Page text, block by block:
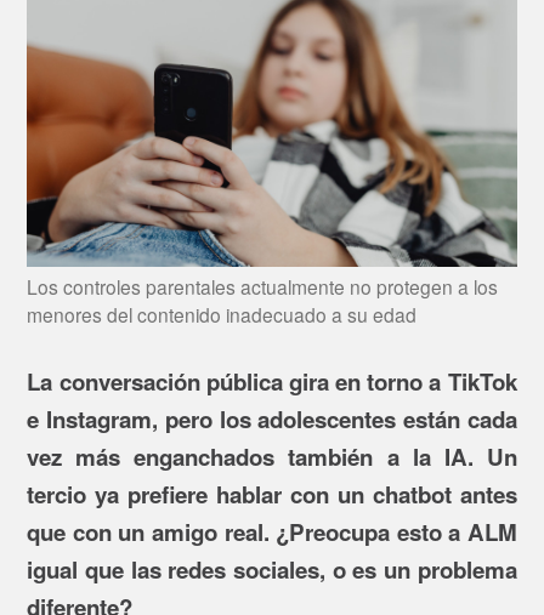
Los controles parentales actualmente no protegen a los
menores del contenido inadecuado a su edad
La conversación pública gira en torno a TikTok
e Instagram, pero los adolescentes están cada
vez más enganchados también a la IA. Un
tercio ya prefiere hablar con un chatbot antes
que con un amigo real. ¿Preocupa esto a ALM
igual que las redes sociales, o es un problema
diferente?